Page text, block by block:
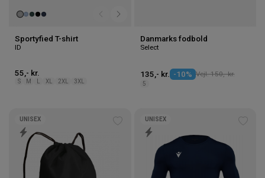
Sportyfied T-shirt
ID
55,- kr.
S M XL 2XL 3XL
Danmarks fodbold
Select
135,- kr. -10% Vejl. 150,- kr.
5
ønskeliste
UNISEX UNISEX